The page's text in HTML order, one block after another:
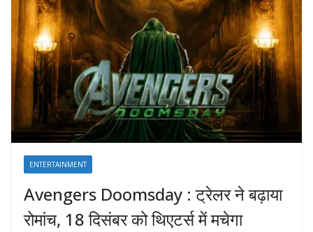
ENTERTAINMENT
Avengers Doomsday : ट्रेलर ने बढ़ाया
रोमांच, 18 दिसंबर को थिएटर्स में मचेगा